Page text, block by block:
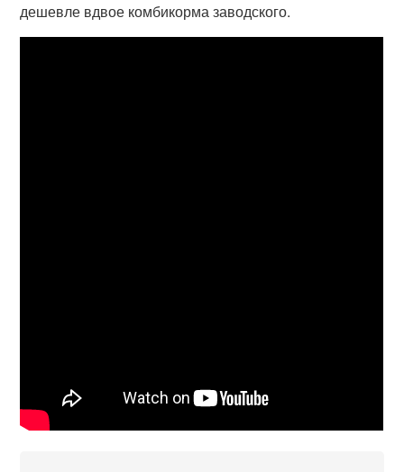
дешевле вдвое комбикорма заводского.